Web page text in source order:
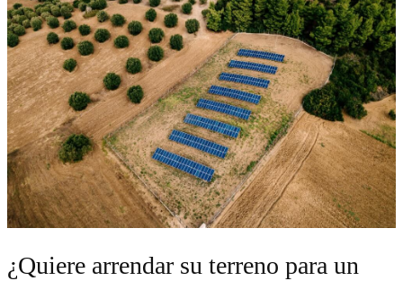
¿Quiere arrendar su terreno para un